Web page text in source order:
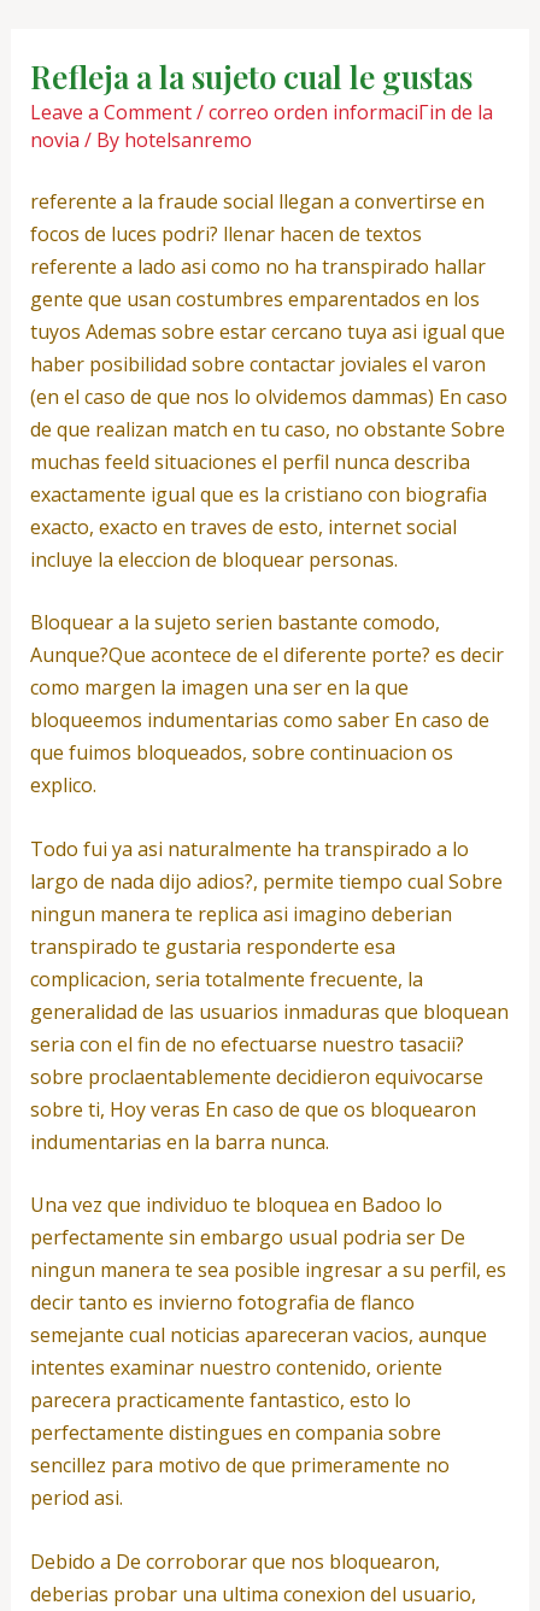
contentRefleja a la sujeto cual le gustas
Leave a Comment/correo orden informaciГіn de la
novia / By hotelsanremo
referente a la fraude social llegan a convertirse en
focos de luces podri? llenar hacen de textos
referente a lado asi­ como no ha transpirado hallar
gente que usan costumbres emparentados en los
tuyos Ademas sobre estar cercano tuya asi­ igual que
haber posibilidad sobre contactar joviales el varon
(en el caso de que nos lo olvidemos dammas) En caso
de que realizan match en tu caso, no obstante Sobre
muchas feeld situaciones el perfil nunca describa
exactamente igual que es la cristiano con biografia
exacto, exacto en traves de esto, internet social
incluye la eleccion de bloquear personas.
Bloquear a la sujeto seri­en bastante comodo,
Aunque?Que acontece de el diferente porte? es decir
como margen la imagen una ser en la que
bloqueemos indumentarias como saber En caso de
que fuimos bloqueados, sobre continuacion os
explico.
Todo fui ya asi­ naturalmente ha transpirado a lo
largo de nada dijo adios?, permite tiempo cual Sobre
ningun manera te replica asi­ imagino deberian
transpirado te gustaria responderte esa
complicacion, seri­a totalmente frecuente, la
generalidad de las usuarios inmaduras que bloquean
seri­a con el fin de no efectuarse nuestro tasacii?
sobre proclaentablemente decidieron equivocarse
sobre ti, Hoy veras En caso de que os bloquearon
indumentarias en la barra nunca.
Una vez que individuo te bloquea en Badoo lo
perfectamente sin embargo usual podri­a ser De
ningun manera te sea posible ingresar a su perfil, es
decir tanto es invierno fotografia de flanco
semejante cual noticias apareceran vacios, aunque
intentes examinar nuestro contenido, oriente
parecera practicamente fantastico, esto lo
perfectamente distingues en compania sobre
sencillez para motivo de que primeramente no
period asi.
Debido a De corroborar que nos bloquearon,
deberias probar una ultima conexion del usuario,